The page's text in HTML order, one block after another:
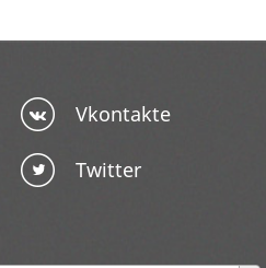
Vkontakte
Twitter